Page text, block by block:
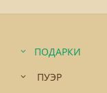
ПОДАРКИ
ПУЭР